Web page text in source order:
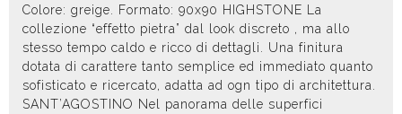
Colore: greige. Formato: 90x90 HIGHSTONE La
collezione “effetto pietra” dal look discreto , ma allo
stesso tempo caldo e ricco di dettagli. Una finitura
dotata di carattere tanto semplice ed immediato quanto
sofisticato e ricercato, adatta ad ogn tipo di architettura.
SANT’AGOSTINO Nel panorama delle superfici